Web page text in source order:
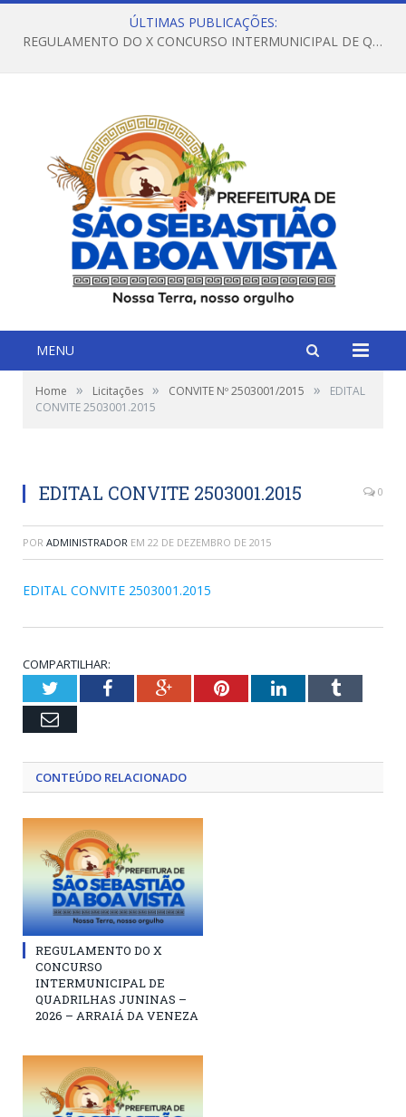
ÚLTIMAS PUBLICAÇÕES:
REGULAMENTO DO X CONCURSO INTERMUNICIPAL DE QUADRILHAS JUNINAS – 2026 – ARRAIÁ DA VENEZA
MENU
Home » Licitações » CONVITE Nº 2503001/2015 »
EDITAL
CONVITE 2503001.2015
EDITAL CONVITE 2503001.2015 0
POR ADMINISTRADOR EM 22 DE DEZEMBRO DE 2015
EDITAL CONVITE 2503001.2015
COMPARTILHAR:
TwitterFacebookGoogle+PinterestLinkedInTumblr
Email
CONTEÚDO RELACIONADO
REGULAMENTO DO X
CONCURSO
INTERMUNICIPAL DE
QUADRILHAS JUNINAS –
2026 – ARRAIÁ DA VENEZA